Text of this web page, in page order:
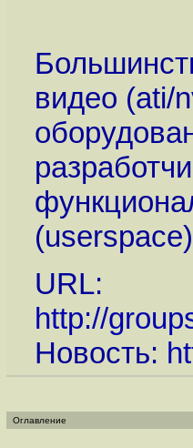
видео (ati/
URL:
http://
Новость:
Оглавление